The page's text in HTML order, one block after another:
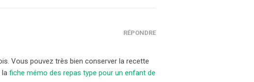
RÉPONDRE
Vous pouvez très bien conserver la recette
la fiche mémo des repas type pour un enfant de